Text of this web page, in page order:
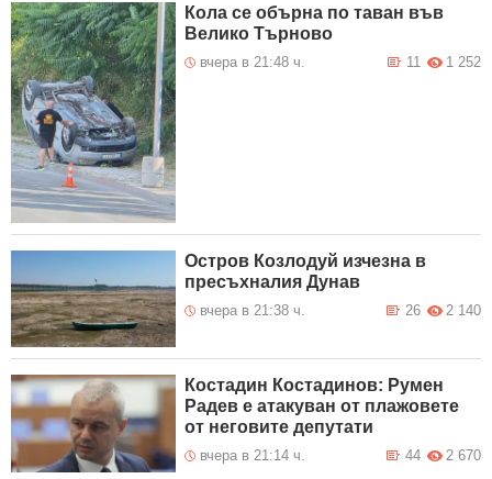
Кола се обърна по таван във
Велико Търново
вчера в 21:48 ч. 1 252
11
Остров Козлодуй изчезна в
пресъхналия Дунав
вчера в 21:38 ч. 2 140
26
Костадин Костадинов: Румен
Радев е атакуван от плажoвете
от неговите депутати
вчера в 21:14 ч. 2 670
44